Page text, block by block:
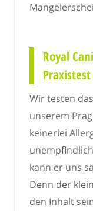
Royal
Praxistest
Wir testen
unserem
keinerlei
kann er uns
Denn der
den Inhalt